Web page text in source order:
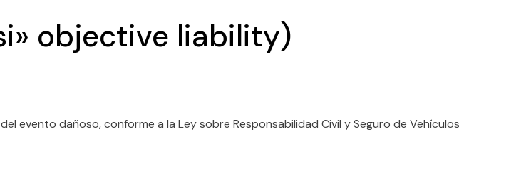
objective liability)
evento dañoso, conforme a la Ley sobre Responsabilidad Civil y Seguro de Vehículos